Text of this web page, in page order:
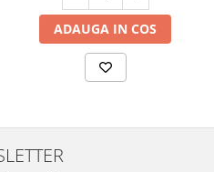
ADAUGA IN COS